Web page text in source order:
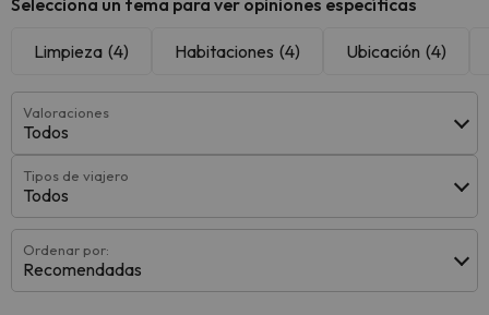
Selecciona un tema para ver opiniones específicas
Limpieza (4) Habitaciones (4) Ubicación (4)
Valoraciones
Todos
Tipos de viajero
Todos
Ordenar por:
Recomendadas